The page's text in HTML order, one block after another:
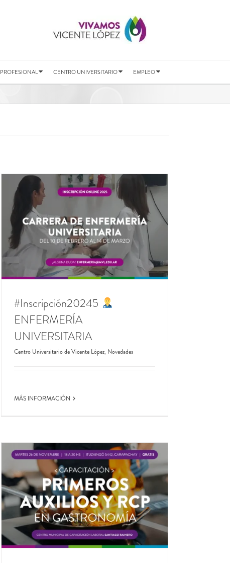
CENTRO UNIVERSITARIO EMPLEO
#Inscripción20245
ENFERMERÍA
UNIVERSITARIA
Centro Universitario de Vicente López, Novedades
MÁS INFORMACIÓN